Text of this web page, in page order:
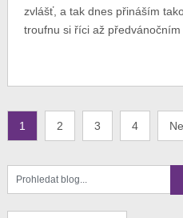
zvlášť, a tak dnes přináším
troufnu si říci až předvánočním
1 2 3 4